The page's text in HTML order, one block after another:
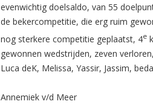
evenwichtig doelsaldo, van 55
de bekercompetitie, die erg ruim
nog sterkere competitie geplaatst, 4e
gewonnen wedstrijden, zeven
Luca deK, Melissa, Yassir, Jassim,
Annemiek v/d Meer